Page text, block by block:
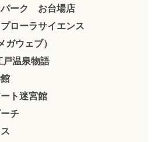
パーク お台場店
ローラサイエンス
ガウェブ）
戸温泉物語
ト迷宮館
チ